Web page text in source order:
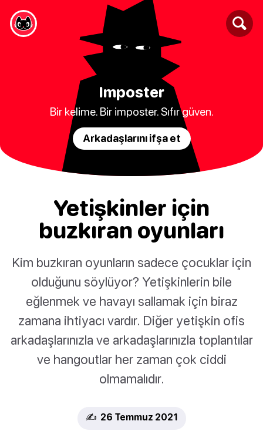
Imposter
Bir kelime. Bir imposter. Sıfır güven.
Arkadaşlarını ifşa et
Yetişkinler için
buzkıran oyunları
Kim buzkıran oyunların sadece çocuklar için
olduğunu söylüyor? Yetişkinlerin bile
eğlenmek ve havayı sallamak için biraz
zamana ihtiyacı vardır. Diğer yetişkin ofis
arkadaşlarınızla ve arkadaşlarınızla toplantılar
ve hangoutlar her zaman çok ciddi
olmamalıdır.
✍️ 26 Temmuz 2021